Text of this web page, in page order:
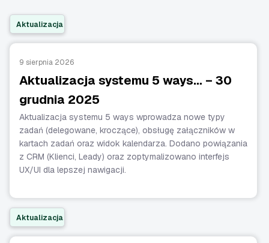
Aktualizacja
9 sierpnia 2026
Aktualizacja systemu 5 ways… – 30
grudnia 2025
Aktualizacja systemu 5 ways wprowadza nowe typy
zadań (delegowane, kroczące), obsługę załączników w
kartach zadań oraz widok kalendarza. Dodano powiązania
z CRM (Klienci, Leady) oraz zoptymalizowano interfejs
UX/UI dla lepszej nawigacji.
Aktualizacja